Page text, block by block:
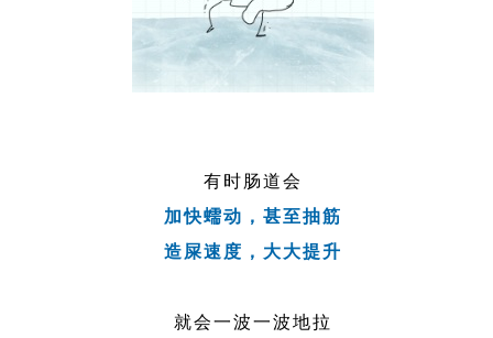
有时肠道会
加快蠕动，甚至抽筋
造屎速度，大大提升
就会一波一波地拉